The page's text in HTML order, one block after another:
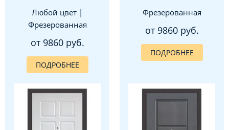
Любой цвет |
Фрезерованная
от 9860 руб.
ПОДРОБНЕЕ
Фрезерованная
от 9860 руб.
ПОДРОБНЕЕ